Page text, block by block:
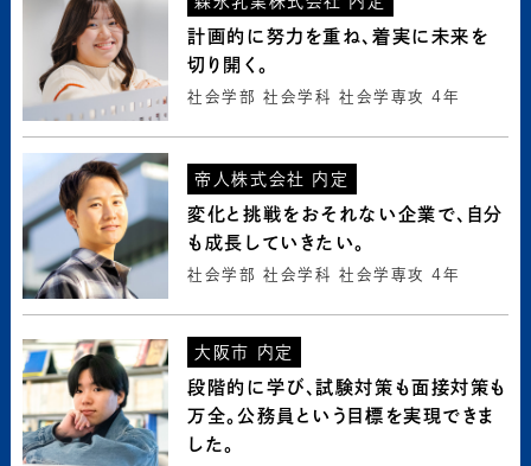
CAREER SUPPORT
お問い合わせ
計画的に努力を重ね、着実に未来を
切り開く。
社会学部 社会学科 社会学専攻 4年
帝人株式会社 内定
変化と挑戦をおそれない企業で、自分
も成長していきたい。
社会学部 社会学科 社会学専攻 4年
大阪市 内定
段階的に学び、試験対策も面接対策も
万全。公務員という目標を実現できま
した。